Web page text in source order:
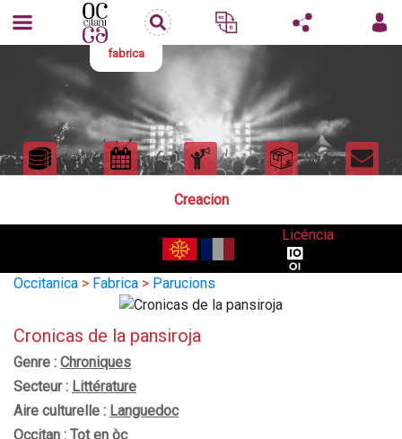
fabrica
Creacion
Licéncia
Occitanica > Fabrica > Parucions
Cronicas de la pansiroja
Genre : Chroniques
Secteur : Littérature
Aire culturelle : Languedoc
Occitan : Tot en òc